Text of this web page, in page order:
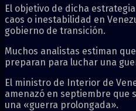
El objetivo de dicha
caos o inestabilidad en
gobierno de transición.
Muchos analistas estiman
preparan para luchar una
El ministro de Interior de
amenazó en septiembre que
una «guerra prolongada».